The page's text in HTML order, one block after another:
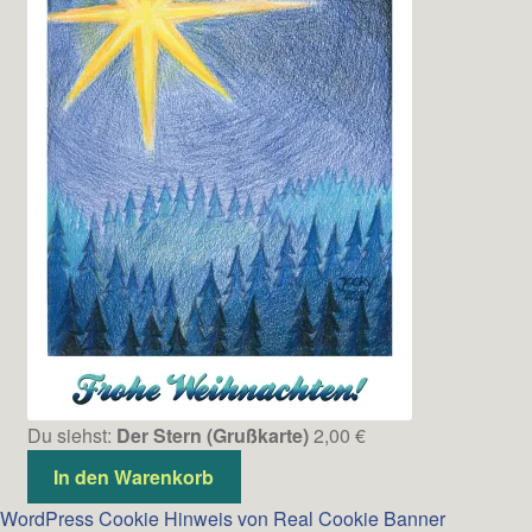
Du siehst: Der Stern (Grußkarte)2,00 €
In den Warenkorb
WordPress Cookie Hinweis von Real Cookie Banner